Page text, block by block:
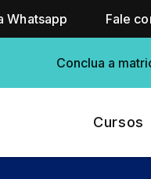
Whatsapp Fale
Conclua a
Cursos